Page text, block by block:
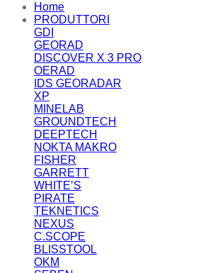
Home
PRODUTTORI
GDI
GEORAD
DISCOVER X 3 PRO
OERAD
IDS GEORADAR
XP
MINELAB
GROUNDTECH
DEEPTECH
NOKTA MAKRO
FISHER
GARRETT
WHITE’S
PIRATE
TEKNETICS
NEXUS
C.SCOPE
BLISSTOOL
OKM